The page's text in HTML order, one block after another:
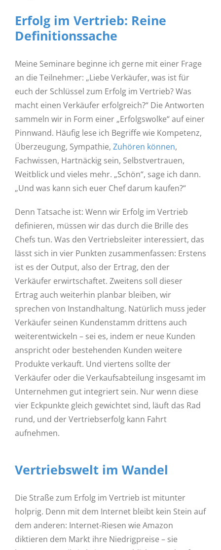
Erfolg im Vertrieb: Reine
Definitionssache
Meine Seminare beginne ich gerne mit einer Frage
an die Teilnehmer: „Liebe Verkäufer, was ist für
euch der Schlüssel zum Erfolg im Vertrieb? Was
macht einen Verkäufer erfolgreich?“ Die Antworten
sammeln wir in Form einer „Erfolgswolke“ auf einer
Pinnwand. Häufig lese ich Begriffe wie Kompetenz,
Überzeugung, Sympathie, Zuhören können,
Fachwissen, Hartnäckig sein, Selbstvertrauen,
Weitblick und vieles mehr. „Schön“, sage ich dann.
„Und was kann sich euer Chef darum kaufen?“
Denn Tatsache ist: Wenn wir Erfolg im Vertrieb
definieren, müssen wir das durch die Brille des
Chefs tun. Was den Vertriebsleiter interessiert, das
lässt sich in vier Punkten zusammenfassen: Erstens
ist es der Output, also der Ertrag, den der
Verkäufer erwirtschaftet. Zweitens soll dieser
Ertrag auch weiterhin planbar bleiben, wir
sprechen von Instandhaltung. Natürlich muss jeder
Verkäufer seinen Kundenstamm drittens auch
weiterentwickeln – sei es, indem er neue Kunden
anspricht oder bestehenden Kunden weitere
Produkte verkauft. Und viertens sollte der
Verkäufer oder die Verkaufsabteilung insgesamt im
Unternehmen gut integriert sein. Nur wenn diese
vier Eckpunkte gleich gewichtet sind, läuft das Rad
rund, und der Vertriebserfolg kann Fahrt
aufnehmen.
Vertriebswelt im Wandel
Die Straße zum Erfolg im Vertrieb ist mitunter
holprig. Denn mit dem Internet bleibt kein Stein auf
dem anderen: Internet-Riesen wie Amazon
diktieren dem Markt ihre Niedrigpreise – sie